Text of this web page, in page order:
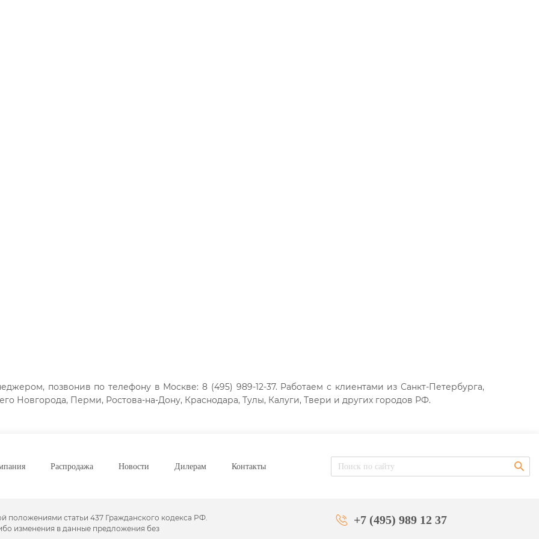
позвонив по телефону в Москве: 8 (495) 989-12-37. Работаем с клиентами из Санкт-Петербурга,
Новгорода, Перми, Ростова-на-Дону, Краснодара, Тулы, Калуги, Твери и других городов РФ.
Распродажа Новости Дилерам Контакты
положениями статьи 437 Гражданского кодекса РФ.
изменения в данные предложения без
+7 (495) 989 12 37